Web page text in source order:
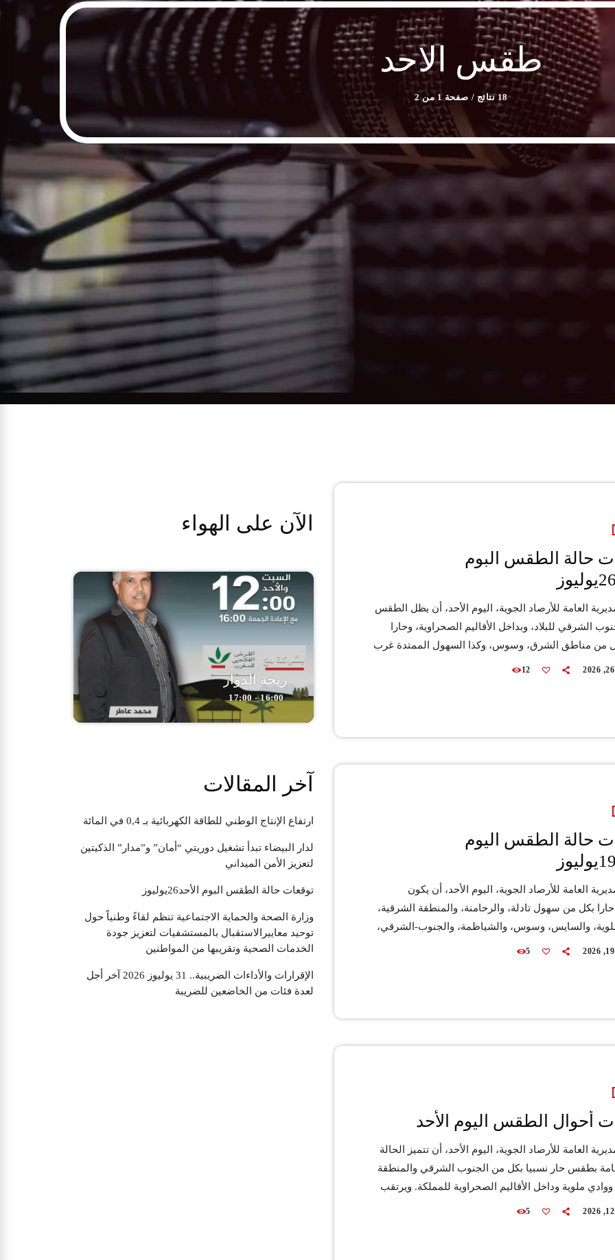
طقس الاحد
18 نتائج / صفحة 1 من 2
حالة الطقس البوم
العامة للأرصاد الجوية، اليوم الأحد، أن يظل الطقس
الشرقي للبلاد، وبداخل الأقاليم الصحراوية، وحارا
من مناطق الشرق، وسوس، وكذا السهول الممتدة غرب
وسيلاحظ، خلال الليل والصباح، تشكل بعض السحب
إلى قوية نوعا ما بكل من الأطلس، […]
12
حالة الطقس اليوم
العامة للأرصاد الجوية، اليوم الأحد، أن يكون
بكل من سهول تادلة، والرحامنة، والمنطقة الشرقية،
والسايس، وسوس، والشياظمة، والجنوب-الشرقي،
الصحراوية. ويرتقب تشكل سحب منخفضة مصحوبة
مع نزول قطرات متفرقة ورعد محليا، فضلا عن تسجيل
5
أحوال الطقس اليوم الأحد
العامة للأرصاد الجوية، اليوم الأحد، أن تتميز الحالة
بطقس حار نسبيا بكل من الجنوب الشرقي والمنطقة
ملوية وداخل الأقاليم الصحراوية للمملكة. ويرتقب
منخفضة خلال الصباح والليل محليا فوق سواحل
5
الآن على الهواء
ريحة الدوار
16:00 - 17:00
آخر المقالات
ارتفاع الإنتاج الوطني للطاقة الكهربائية بـ 0,4 في المائة
لدار البيضاء تبدأ تشغيل دوريتي “أمان” و”مدار” الذكيتين
لتعزيز الأمن الميداني
توقعات حالة الطقس البوم الأحد26يوليوز
وزارة الصحة والحماية الاجتماعية تنظم لقاءً وطنياً حول
توحيد معاييرالاستقبال بالمستشفيات لتعزيز جودة
الخدمات الصحية وتقريبها من المواطنين
الإقرارات والأداءات الضريبية.. 31 يوليوز 2026 آخر أجل
لعدة فئات من الخاضعين للضريبة